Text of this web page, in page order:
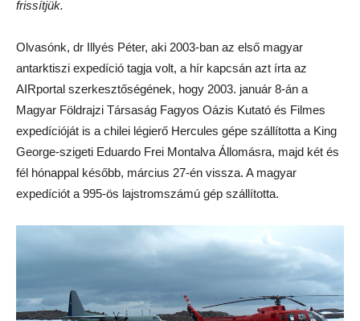
frissítjük.
Olvasónk, dr Illyés Péter, aki 2003-ban az első magyar
antarktiszi expedíció tagja volt, a hír kapcsán azt írta az
AIRportal szerkesztőségének, hogy 2003. január 8-án a
Magyar Földrajzi Társaság Fagyos Oázis Kutató és Filmes
expedícióját is a chilei légierő Hercules gépe szállította a King
George-szigeti Eduardo Frei Montalva Állomásra, majd két és
fél hónappal később, március 27-én vissza. A magyar
expedíciót a 995-ös lajstromszámú gép szállította.